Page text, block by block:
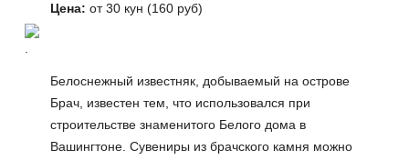
Цена: от 30 кун (160 руб)
Белоснежный известняк, добываемый на острове
Брач, известен тем, что использовался при
строительстве знаменитого Белого дома в
Вашингтоне. Сувениры из брачского камня можно